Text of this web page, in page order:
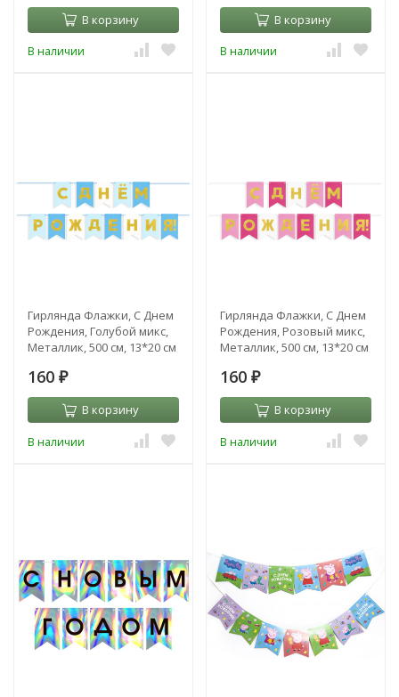
В корзину
В наличии
В корзину
В наличии
Гирлянда Флажки, С Днем
Рождения, Голубой микс,
Металлик, 500 см, 13*20 см
160 ₽
В корзину
В наличии
Гирлянда Флажки, С Днем
Рождения, Розовый микс,
Металлик, 500 см, 13*20 см
160 ₽
В корзину
В наличии